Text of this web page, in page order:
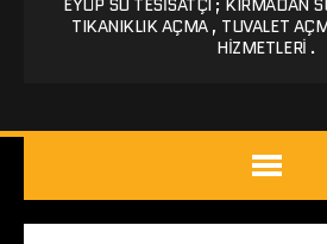
EYÜP SU TESISATÇI ; KIRMADAN
TIKANIKLIK AÇMA , TUVALET
HIZMETLERI .